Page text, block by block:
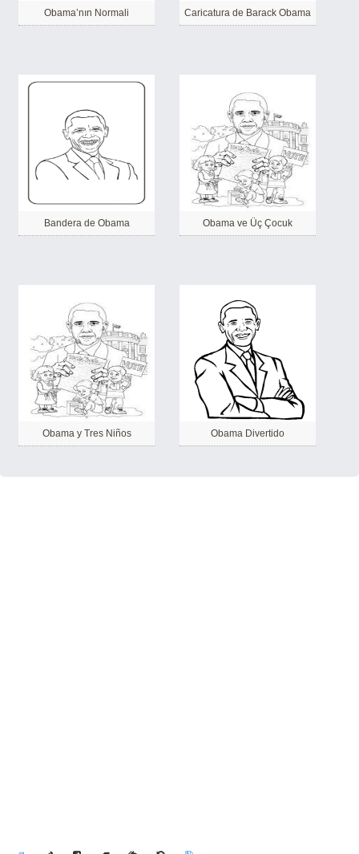
Obama’nın Normali Caricatura de Barack Obama
Bandera de Obama Obama ve Üç Çocuk
Obama y Tres Niños Obama Divertido